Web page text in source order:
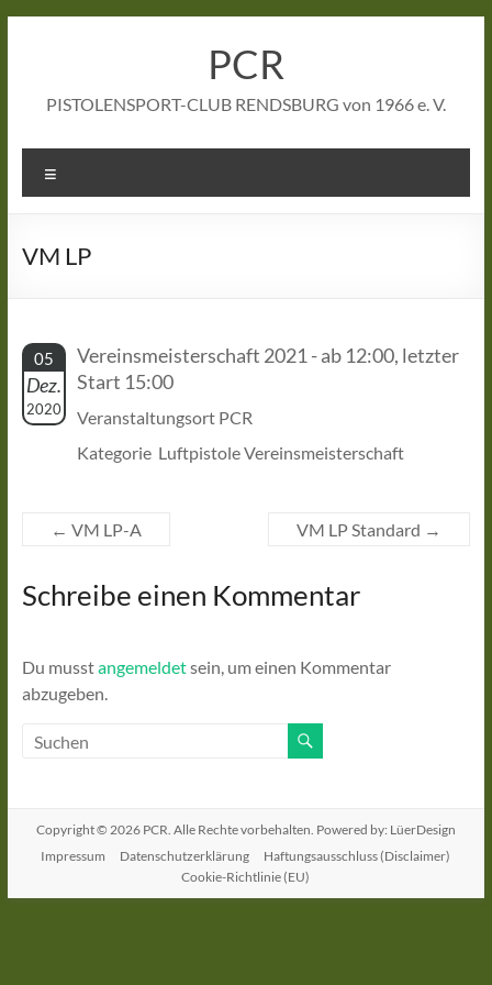
PCR
PISTOLENSPORT-CLUB RENDSBURG von 1966 e. V.
VM LP
05
Dez.
2020
Vereinsmeisterschaft 2021 - ab 12:00, letzter
Start 15:00
Veranstaltungsort PCR
Kategorie Luftpistole Vereinsmeisterschaft
← VM LP-A VM LP Standard →
Schreibe einen Kommentar
Du musstangemeldetsein, um einen Kommentar
abzugeben.
Copyright © 2026 PCR. Alle Rechte vorbehalten. Powered by: LüerDesign
Impressum
Datenschutzerklärung
Haftungsausschluss (Disclaimer)
Cookie-Richtlinie (EU)